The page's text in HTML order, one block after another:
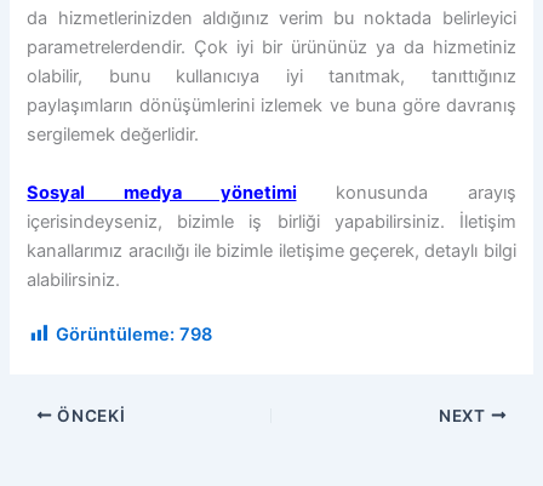
da hizmetlerinizden aldığınız verim bu noktada belirleyici
parametrelerdendir. Çok iyi bir ürününüz ya da hizmetiniz
olabilir, bunu kullanıcıya iyi tanıtmak, tanıttığınız
paylaşımların dönüşümlerini izlemek ve buna göre davranış
sergilemek değerlidir.
Sosyal medya yönetimi konusunda arayış
içerisindeyseniz, bizimle iş birliği yapabilirsiniz. İletişim
kanallarımız aracılığı ile bizimle iletişime geçerek, detaylı bilgi
alabilirsiniz.
Görüntüleme: 798
ÖNCEKI NEXT